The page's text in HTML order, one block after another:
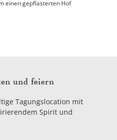
einen gepflasterten Hof
und feiern
Tagungslocation mit
Spirit und